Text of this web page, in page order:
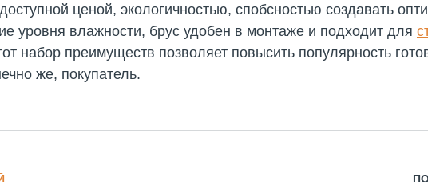
ценой, экологичностью, спобсностью создавать
уровня влажности, брус удобен в монтаже и подходит для
набор преимуществ позволяет повысить популярность
же, покупатель.